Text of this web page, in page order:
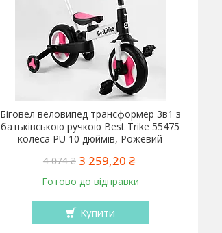
Біговел веловипед трансформер 3в1 з
батьківською ручкою Best Trike 55475
колеса PU 10 дюймів, Рожевий
4 074 ₴ 3 259,20 ₴
Готово до відправки
Купити